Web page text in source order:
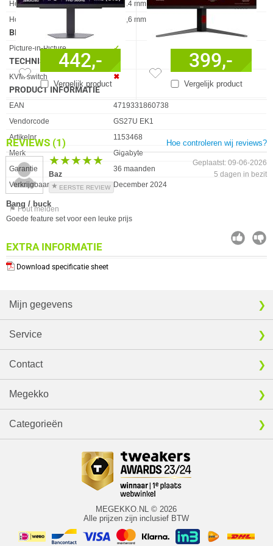
Hoogte
447.4 mm
Hoogte (zonder voet )
369,6 mm
BEHEERFUNCTIES
Eigenschap Waarde
Picture-in-Picture ✓︎
TECHNISCHE DETAILS
Eigenschap
KVM switch ✖︎
PRODUCT INFORMATIE
EAN
4719331860738
Vendorcode
GS27U EK1
Artikelnr
1153468
Merk
Gigabyte
Garantie
36 maanden
Verkrijgbaar sinds
December 2024
⚑ Fout melden
EXTRA INFORMATIE
Download specificatie sheet
Vergelijk product
442,-
Vergelijk product
399,-
REVIEWS (1) Hoe controleren wij reviews?
★★★★★
★★★★★
Baz
EERSTE REVIEW
Geplaatst: 09-06-2026
5 dagen in bezit
Bang / buck
Goede feature set voor een leuke prijs
Mijn gegevens
Service
Contact
Megekko
Categorieën
MEGEKKO.NL © 2026
Alle prijzen zijn inclusief BTW